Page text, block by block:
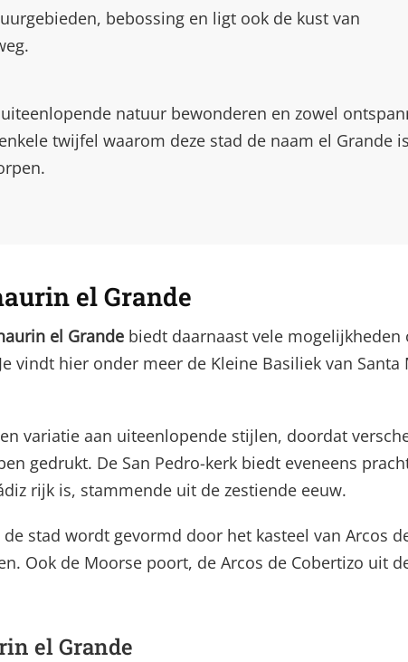
bebossing en ligt ook de kust van
natuur bewonderen en zowel
twijfel waarom deze stad de naam el Grande
el Grande
el Grandebiedt daarnaast vele
vindt hier onder meer de Kleine Basiliek van
variatie aan uiteenlopende stijlen, doordat
gedrukt. De San Pedro-kerk biedt eveneens
rijk is, stammende uit de zestiende eeuw.
stad wordt gevormd door het kasteel van Arcos
Ook de Moorse poort, de Arcos de Cobertizo uit
el Grande